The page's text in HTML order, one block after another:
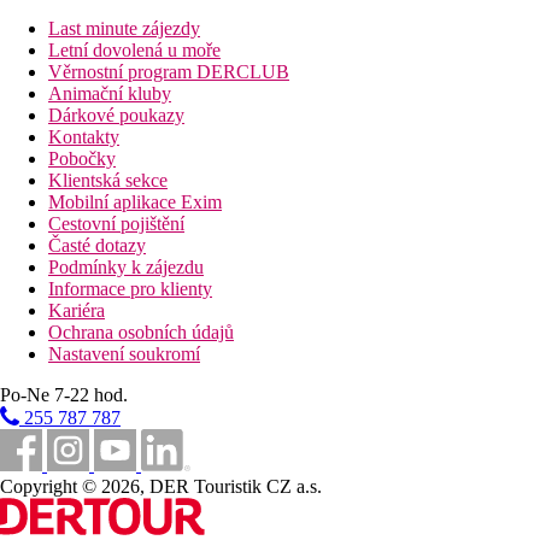
9 km
Vzdálenost od nejbližšího letiště
Fotogalerie
Last minute zájezdy
Letní dovolená u moře
Věrnostní program DERCLUB
Animační kluby
Dárkové poukazy
Kontakty
Pobočky
Klientská sekce
Mobilní aplikace Exim
Cestovní pojištění
Časté dotazy
Podmínky k zájezdu
Informace pro klienty
Kariéra
Ochrana osobních údajů
Nastavení soukromí
Po-Ne 7-22 hod.
255 787 787
Copyright © 2026, DER Touristik CZ a.s.